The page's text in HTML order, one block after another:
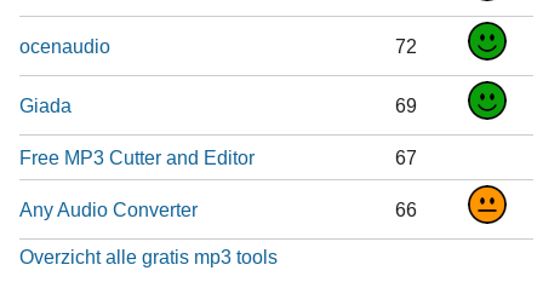
ocenaudio 72
Giada 69
Free MP3 Cutter and Editor 67
Any Audio Converter 66
Overzicht alle gratis mp3 tools